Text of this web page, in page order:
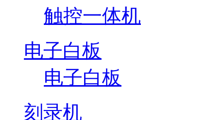
触控一体机
电子白板
电子白板
刻录机